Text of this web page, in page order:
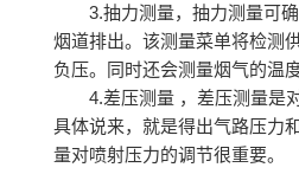
3.抽力测量，抽力测量可确
烟道排出。该测量菜单将检测
负压。同时还会测量烟气的温
4.差压测量 ，差压测量是对
具体说来，就是得出气路压力
量对喷射压力的调节很重要。